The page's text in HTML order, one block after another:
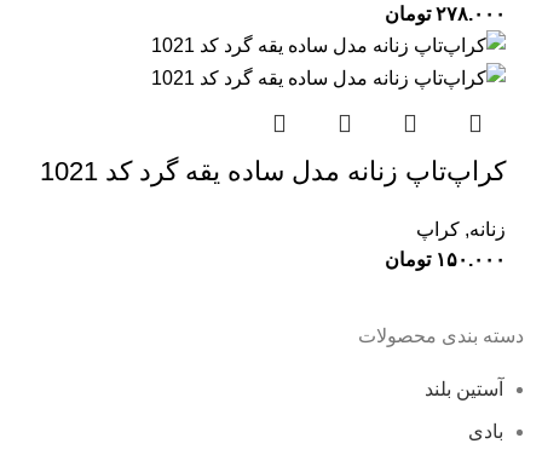
۲۷۸.۰۰۰ تومان
کراپ‌تاپ زنانه مدل ساده یقه گرد کد 1021
زنانه, کراپ
۱۵۰.۰۰۰ تومان
دسته بندی محصولات
آستین بلند
بادی